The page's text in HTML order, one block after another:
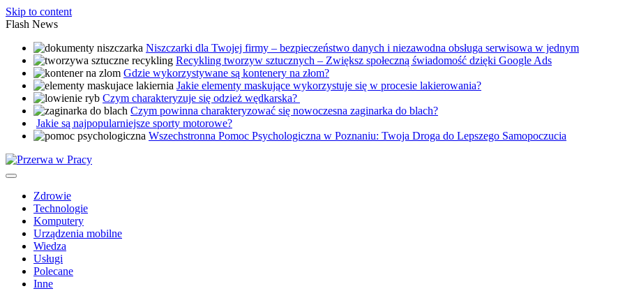
Skip to content
Flash News
Niszczarki dla Twojej firmy – bezpieczeństwo danych i niezawodna obsługa serwisowa w jednym
Recykling tworzyw sztucznych – Zwiększ społeczną świadomość dzięki Google Ads
Gdzie wykorzystywane są kontenery na złom?
Jakie elementy maskujące wykorzystuje się w procesie lakierowania?
Czym charakteryzuje się odzież wędkarska?
Czym powinna charakteryzować się nowoczesna zaginarka do blach?
Jakie są najpopularniejsze sporty motorowe?
Wszechstronna Pomoc Psychologiczna w Poznaniu: Twoja Droga do Lepszego Samopoczucia
Zdrowie
Technologie
Komputery
Urządzenia mobilne
Wiedza
Usługi
Polecane
Inne